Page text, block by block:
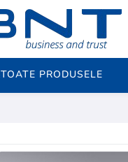
TOATE PRODUSELE